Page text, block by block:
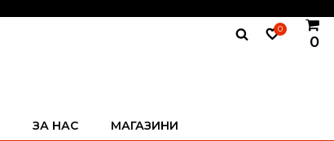
ЗА НАС МАГАЗИНИ
0
0